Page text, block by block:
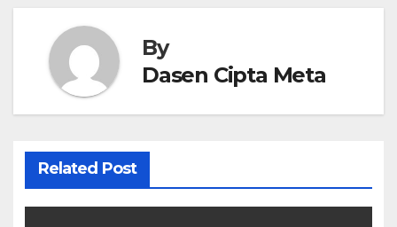
By
Dasen Cipta Meta
Related Post